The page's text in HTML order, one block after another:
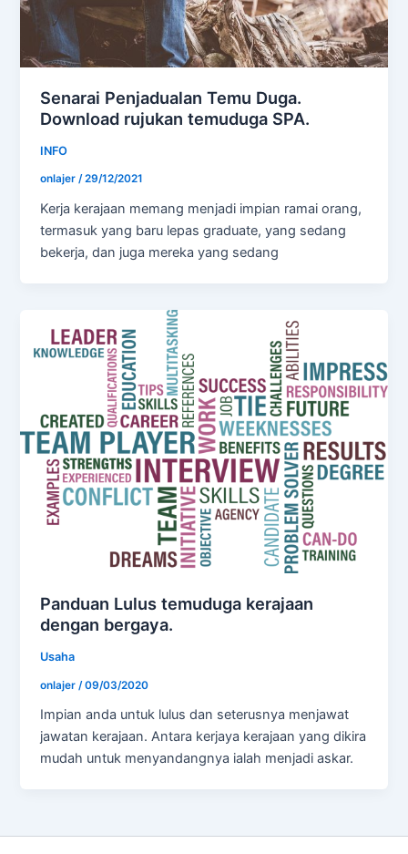
Senarai Penjadualan Temu Duga.
Download rujukan temuduga SPA.
INFO
onlajer/29/12/2021
Kerja kerajaan memang menjadi impian ramai orang,
termasuk yang baru lepas graduate, yang sedang
bekerja, dan juga mereka yang sedang
Panduan Lulus temuduga kerajaan
dengan bergaya.
Usaha
onlajer /09/03/2020
Impian anda untuk lulus dan seterusnya menjawat
jawatan kerajaan. Antara kerjaya kerajaan yang dikira
mudah untuk menyandangnya ialah menjadi askar.